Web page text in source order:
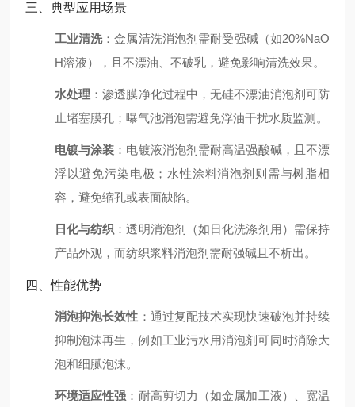
三、典型应用场景
工业清洗：金属清洗消泡剂需耐受强碱（如20%NaO
H溶液），且不漂油、不破乳，避免影响清洗效果。
水处理 ：渗透膜净化过程中，无硅不漂油消泡剂可防
止堵塞膜孔；曝气池消泡需避免浮油干扰水质监测。
电镀与涂装 ：电镀液消泡剂需耐高温强酸碱，且不漂
浮以避免污染电极；水性涂料消泡剂则需与树脂相
容，避免缩孔或表面缺陷。
日化与纺织 ：透明消泡剂（如日化洗涤剂用）需保持
产品外观，而纺织浆料消泡剂需耐强碱且不析出。
四、性能优势
消泡抑泡长效性 ：通过复配技术实现快速破泡并持续
抑制泡沫再生，例如工业污水用消泡剂可同时消除大
泡和细腻泡沫。
环境适应性强 ：耐高剪切力（如金属加工液）、宽温